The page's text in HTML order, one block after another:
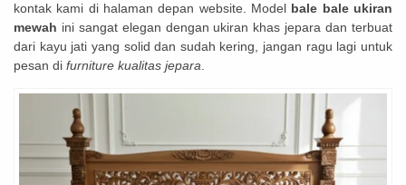
kontak kami di halaman depan website. Model bale bale ukiran
mewah ini sangat elegan dengan ukiran khas jepara dan terbuat
dari kayu jati yang solid dan sudah kering, jangan ragu lagi untuk
pesan di furniture kualitas jepara